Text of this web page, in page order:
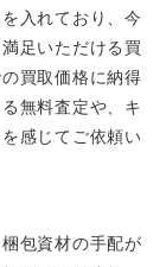
入れており、今
足いただける買
買取価格に納得
無料査定や、キ
感じてご依頼い
包資材の手配が